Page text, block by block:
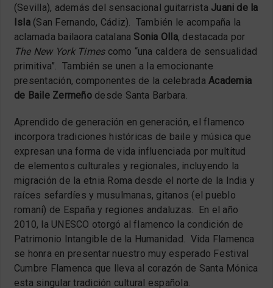
(Sevilla), además del sensacional guitarrista Juani de la
Isla(San Fernando, Cádiz). También le acompaña la
aclamada bailaora catalana Sonia Olla, destacada por
The New York Timescomo “una caldera de sensualidad
primitiva”. También se unen a la emocionante
presentación, componentes de la celebradaAcademia
de Baile Zermeñodesde Santa Barbara.
Aprendido de generación en generación, el flamenco
incorpora tradiciones históricas de baile y música que
expresan una forma de vida influenciada por multitud
de elementos culturales y regionales, incluyendo la
migración de la etnia Roma desde el norte de la India y
raíces sefardíes y musulmanas, gitanos (el pueblo
romaní) de España y regiones andaluzas. En el año
2010, la UNESCO otorgó al flamenco la condición de
Patrimonio Intangible de la Humanidad. Vida Flamenca
se honra en presentar nuestro muy esperado Festival
Cumbre Flamenca que lleva al corazón de Santa Mónica
esta singular tradición cultural española.